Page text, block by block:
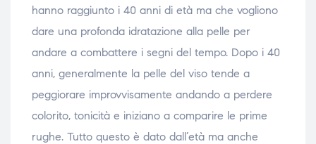
hanno raggiunto i 40 anni di età ma che vogliono
dare una profonda idratazione alla pelle per
andare a combattere i segni del tempo. Dopo i 40
anni, generalmente la pelle del viso tende a
peggiorare improvvisamente andando a perdere
colorito, tonicità e iniziano a comparire le prime
rughe. Tutto questo è dato dall’età ma anche